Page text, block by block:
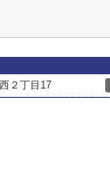
２丁目17